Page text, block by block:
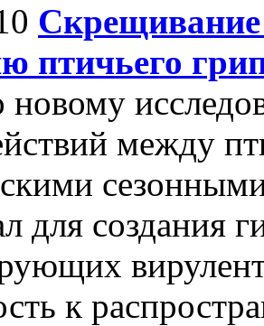
Скрещивание
птичьего
новому
между
для создания
к